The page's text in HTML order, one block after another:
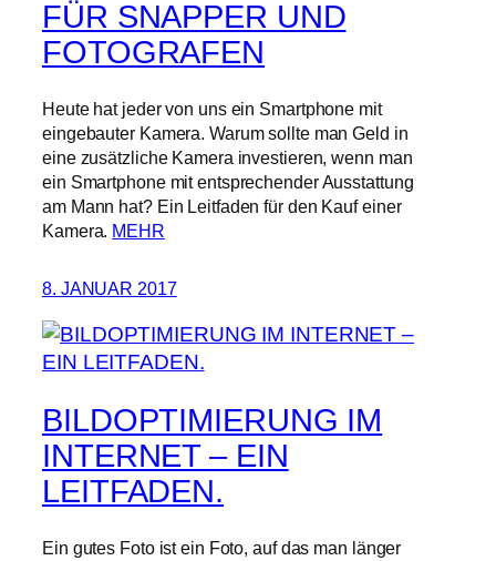
FÜR SNAPPER UND
FOTOGRAFEN
Heute hat jeder von uns ein Smartphone mit
eingebauter Kamera. Warum sollte man Geld in
eine zusätzliche Kamera investieren, wenn man
ein Smartphone mit entsprechender Ausstattung
am Mann hat? Ein Leitfaden für den Kauf einer
Kamera. MEHR
8. JANUAR 2017
BILDOPTIMIERUNG IM
INTERNET – EIN
LEITFADEN.
Ein gutes Foto ist ein Foto, auf das man länger